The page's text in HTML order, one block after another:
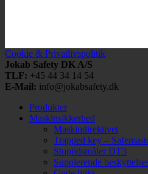
Cookie & Privatlivspolitik
Jokab Safety DK A/S
TLF: +45 44 34 14 54
E-Mail: info@jokabsafety.dk
Produkter
Maskinsikkerhed
Maskindirektivet
Trapped key –
Stoptidsmåler DT3
Supplerende